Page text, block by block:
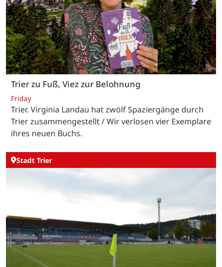
Trier zu Fuß, Viez zur Belohnung
Friday
Trier. Virginia Landau hat zwölf Spaziergänge durch
Trier zusammengestellt / Wir verlosen vier Exemplare
ihres neuen Buchs.
Stadt Trier